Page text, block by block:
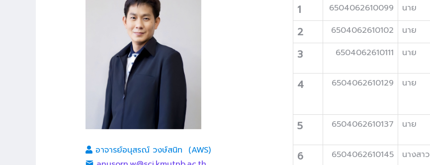
อาจารย์อนุสรณ์ วงษ์สนิท (AWS)
1 6504062610099 นาย
2 6504062610102 นาย
3 6504062610111 นาย
4 6504062610129 นาย
5 6504062610137 นาย
6 6504062610145 นางสาว